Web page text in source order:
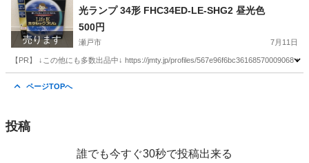
売ります
光ランプ 34形 FHC34ED-LE-SHG2 昼光色
500円
瀬戸市 7月11日
【PR】 ↓この他にも多数出品中↓ https://jmty.jp/profiles/567e96f6bc36168570009068
ページTOPへ
投稿
誰でも今すぐ30秒で投稿出来る